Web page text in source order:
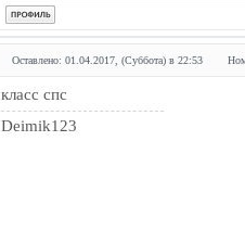
Оставлено: 01.04.2017, (Суббота) в 22:53
класс спс
Deimik123